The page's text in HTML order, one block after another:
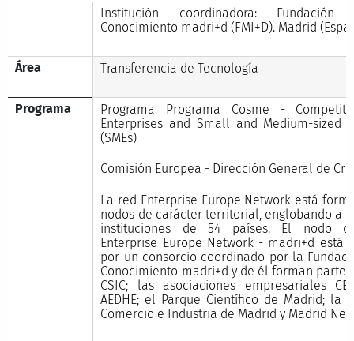
Institución coordinadora:
Conocimiento madri+d (FMI+D). Madrid
Área Transferencia de Tecnología
Programa
Programa Programa Cosme -
Enterprises and Small and Medium-sized
(SMEs)
Comisión Europea - Dirección General de
La red Enterprise Europe Network está
nodos de carácter territorial, englobando a
instituciones de 54 países. El nodo
Enterprise Europe Network - madri+d está
por un consorcio coordinado por la
Conocimiento madri+d y de él forman parte
CSIC; las asociaciones empresariales
AEDHE; el Parque Científico de Madrid; la
Comercio e Industria de Madrid y Madrid